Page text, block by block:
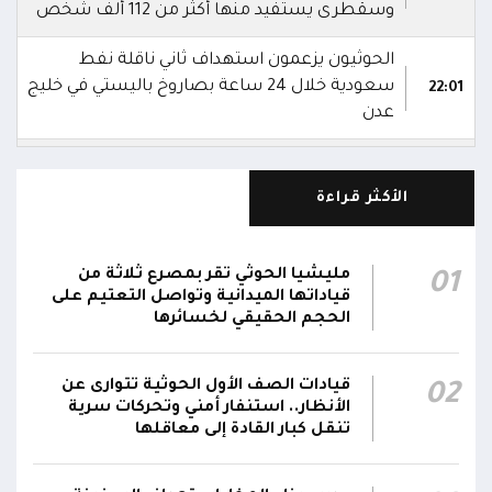
وسقطرى يستفيد منها أكثر من 112 ألف شخص
22:01
الحوثيون يزعمون استهداف ثاني ناقلة نفط
سعودية خلال 24 ساعة بصاروخ باليستي في خليج
عدن
الانتهاء وإمدادات الغاز ستعود تدريجياً لتغطية
رئيس مجلس القيادة يُصدر قراراً بتعيين يحيى
محمد كزمان وكيلاً لقطاع الأمن الداخلي، وأحمد
سعد السقطري وكيلاً لقطاع الأمن الخارجي؛ في
رئيس مجلس القيادة يعين اللواء الركن طيار
عبدالعزيز سعيد المحيا قائداً للقوات الجوية والدفاع
الجوي.. ويُعين العميد ناشر منصور باجري رئيساً
الأكثر قراءة
01
مليشيا الحوثي تقر بمصرع ثلاثة من
قياداتها الميدانية وتواصل التعتيم على
الحجم الحقيقي لخسائرها
02
قيادات الصف الأول الحوثية تتوارى عن
الأنظار.. استنفار أمني وتحركات سرية
تنقل كبار القادة إلى معاقلها